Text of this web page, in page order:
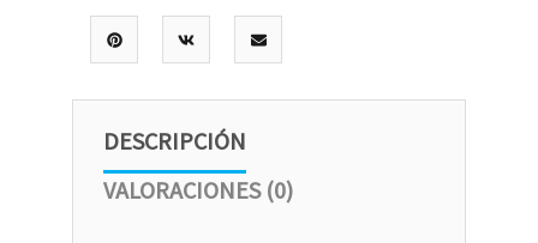
DESCRIPCIÓN
VALORACIONES (0)